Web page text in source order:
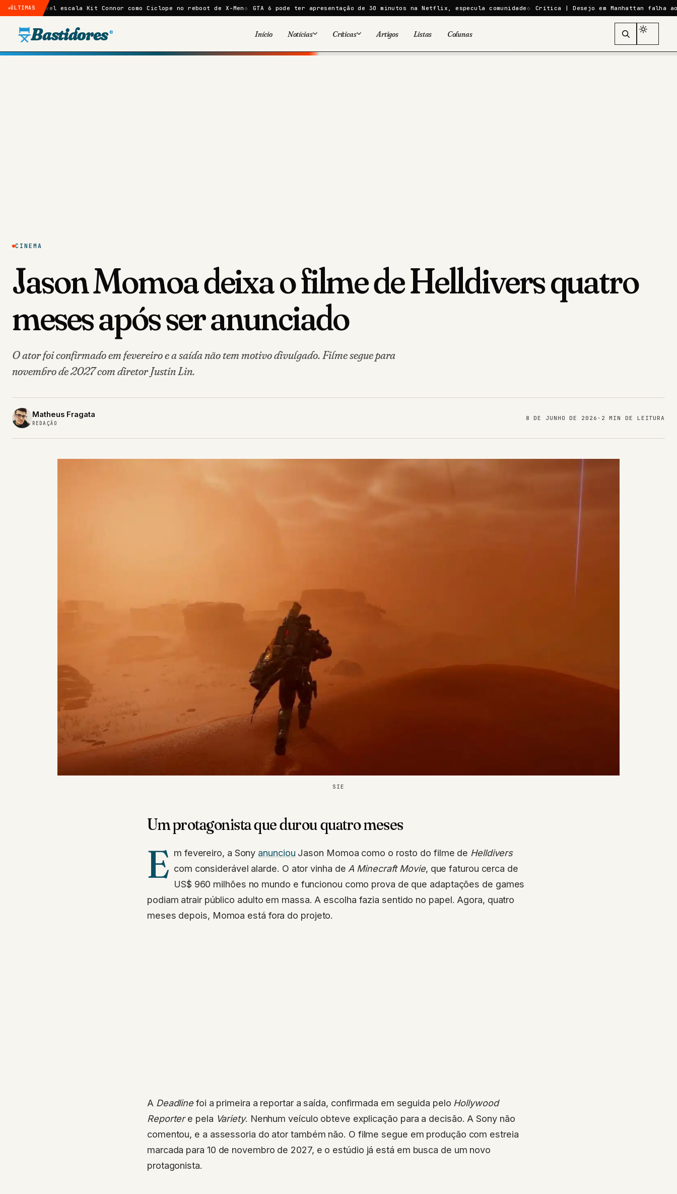
ÚLTIMAS
Marvel escala Kit Connor como Ciclope no reboot de X-Men GTA 6 pode ter apresentação de 30 minutos na Netflix, especula comunidade Crítica | Desejo em Manhattan falha ao
Bastidores ® Início Notícias
Viral
Críticas
Cinema
Artigos Listas Colunas
CINEMA
Jason Momoa deixa o filme de Helldivers quatro
meses após ser anunciado
O ator foi confirmado em fevereiro e a saída não tem motivo divulgado. Filme segue para
novembro de 2027 com diretor Justin Lin.
Matheus Fragata
REDAÇÃO
8 DE JUNHO DE 2026 · 2 MIN DE LEITURA
SIE
Um protagonista que durou quatro meses
E m fevereiro, a Sony anunciou Jason Momoa como o rosto do filme de Helldivers
com considerável alarde. O ator vinha de A Minecraft Movie, que faturou cerca de
US$ 960 milhões no mundo e funcionou como prova de que adaptações de games
podiam atrair público adulto em massa. A escolha fazia sentido no papel. Agora, quatro
meses depois, Momoa está fora do projeto.
A Deadlinefoi a primeira a reportar a saída, confirmada em seguida pelo Hollywood
Reportere pela Variety. Nenhum veículo obteve explicação para a decisão. A Sony não
comentou, e a assessoria do ator também não. O filme segue em produção com estreia
marcada para 10 de novembro de 2027, e o estúdio já está em busca de um novo
protagonista.